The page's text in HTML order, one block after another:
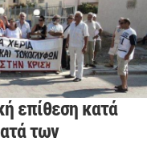
επίθεση κατά
των